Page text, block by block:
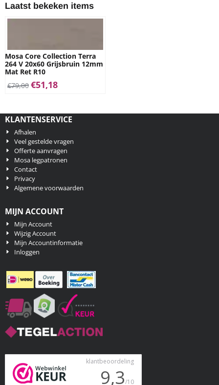
Laatst bekeken items
Mosa Core Collection Terra
264 V 20x60 Grijsbruin 12mm
Mat Ret R10
€79,00 €51,18
KLANTENSERVICE
Afhalen
Veel gestelde vragen
Offerte aanvragen
Mosa legpatronen
Contact
Privacy
Algemene voorwaarden
MIJN ACCOUNT
Mijn Account
Wijzig Account
Mijn Accountinformatie
Inloggen